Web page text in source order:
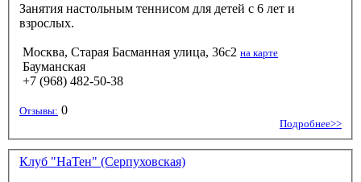
Занятия настольным теннисом для детей с 6 лет и
взрослых.
Москва, Старая Басманная улица, 36с2 на карте
Бауманская
+7 (968) 482-50-38
Отзывы: 0
Подробнее>>
Клуб "НаТен" (Серпуховская)